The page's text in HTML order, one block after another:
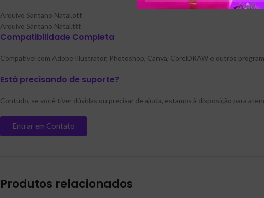
Arquivo Santano Natal.otf.
Arquivo Santano Natal.ttf.
Compatibilidade Completa
Compatível com Adobe Illustrator, Photoshop, Canva, CorelDRAW e outros
Está precisando de suporte?
Contudo, se você tiver dúvidas ou precisar de ajuda, estamos à disposição para
Entrar em Contato
Produtos relacionados